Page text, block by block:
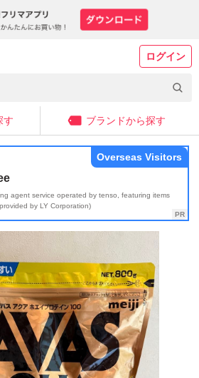
ログイン
す ブランドから探す
agent service operated by tenso, featuring items
by LY Corporation)
Overseas Visitors